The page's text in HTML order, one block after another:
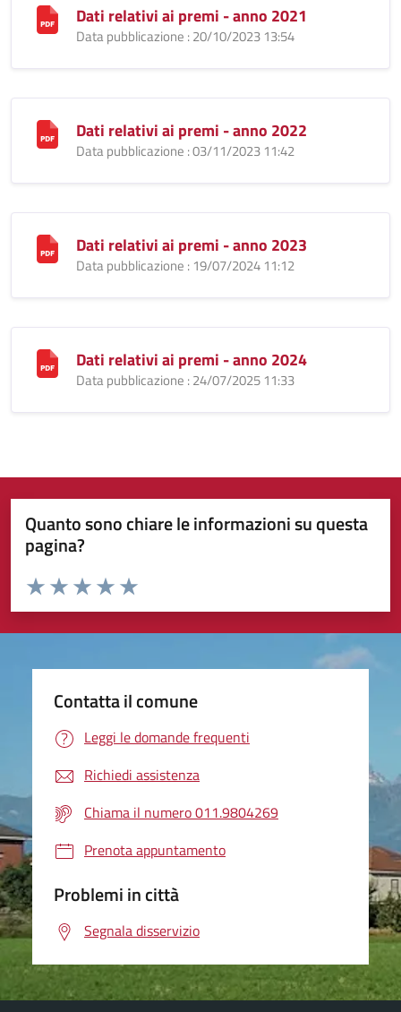
Dati relativi ai premi - anno 2021
Data pubblicazione : 20/10/2023 13:54
Dati relativi ai premi - anno 2022
Data pubblicazione : 03/11/2023 11:42
Dati relativi ai premi - anno 2023
Data pubblicazione : 19/07/2024 11:12
Dati relativi ai premi - anno 2024
Data pubblicazione : 24/07/2025 11:33
Quanto sono chiare le informazioni su questa
pagina?
Valuta da 1 a 5 stelle la pagina
Valuta 5 stelle su 5
Valuta 4 stelle su 5
Valuta 3 stelle su 5
Valuta 2 stelle su 5
Valuta 1 stelle su 5
Contatta il comune
Leggi le domande frequenti
Richiedi assistenza
Chiama il numero 011.9804269
Prenota appuntamento
Problemi in città
Segnala disservizio